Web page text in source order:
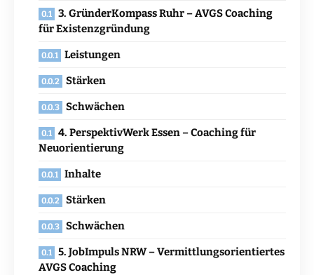
3. GründerKompass Ruhr – AVGS Coaching
für Existenzgründung
Leistungen
Stärken
Schwächen
4. PerspektivWerk Essen – Coaching für
Neuorientierung
Inhalte
Stärken
Schwächen
5. JobImpuls NRW – Vermittlungsorientiertes
AVGS Coaching